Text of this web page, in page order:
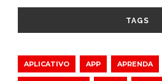
TAGS
APLICATIVO APP APRENDA